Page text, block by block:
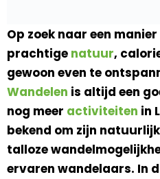
Op zoek naar een
prachtige natuur,
gewoon even te
Wandelen is altijd een
nog meer activiteiten in
bekend om zijn
talloze
ervaren wandelaars. In